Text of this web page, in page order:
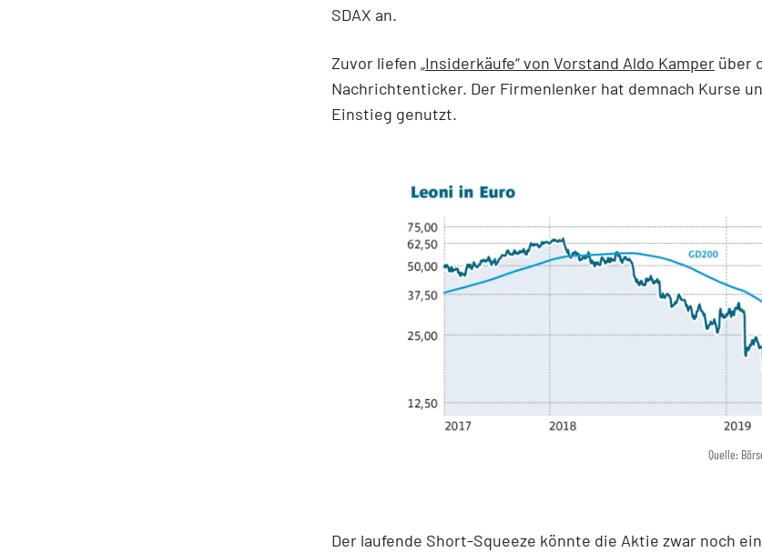
SDAX an.
Zuvor liefen „Insiderkäufe“ von Vorstand Aldo Kamper über
Nachrichtenticker. Der Firmenlenker hat demnach Kurse
Einstieg genutzt.
Quelle:
Der laufende Short-Squeeze könnte die Aktie zwar noch